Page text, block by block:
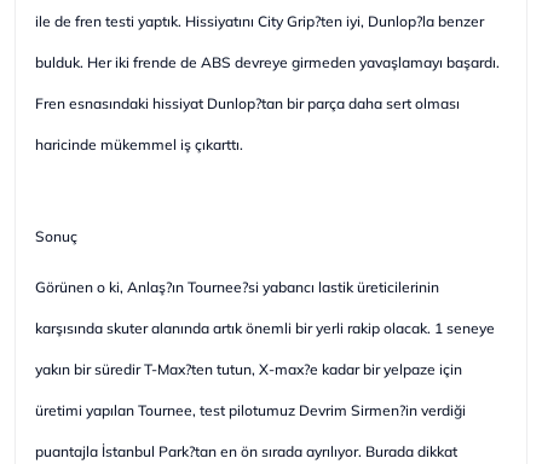
ile de fren testi yaptık. Hissiyatını City Grip?ten iyi, Dunlop?la benzer
bulduk. Her iki frende de ABS devreye girmeden yavaşlamayı başardı.
Fren esnasındaki hissiyat Dunlop?tan bir parça daha sert olması
haricinde mükemmel iş çıkarttı.
Sonuç
Görünen o ki, Anlaş?ın Tournee?si yabancı lastik üreticilerinin
karşısında skuter alanında artık önemli bir yerli rakip olacak. 1 seneye
yakın bir süredir T-Max?ten tutun, X-max?e kadar bir yelpaze için
üretimi yapılan Tournee, test pilotumuz Devrim Sirmen?in verdiği
puantajla İstanbul Park?tan en ön sırada ayrılıyor. Burada dikkat